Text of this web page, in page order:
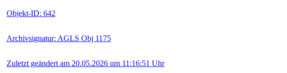
Objekt-ID: 642
Archivsignatur: AGLS Obj 1175
Zuletzt geändert am 20.05.2026 um 11:16:51 Uhr